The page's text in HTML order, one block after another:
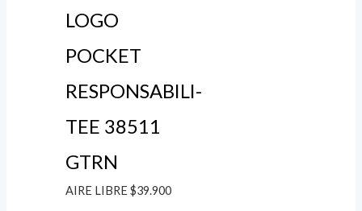
LOGO
POCKET
RESPONSABILI-
TEE 38511
GTRN
AIRE LIBRE $39.900